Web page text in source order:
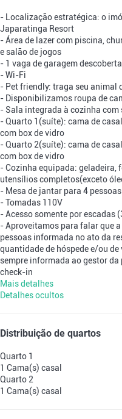
- Localização estratégica: o
Japaratinga Resort
- Área de lazer com piscina,
e salão de jogos
- 1 vaga de garagem descoberta
- Wi-Fi
- Pet friendly: traga seu animal
- Disponibilizamos roupa de
- Sala integrada à cozinha com
- Quarto 1(suíte): cama de
com box de vidro
- Quarto 2(suíte): cama de
com box de vidro
- Cozinha equipada: geladeira,
utensílios completos(exceto
- Mesa de jantar para 4 pessoas
- Tomadas 110V
- Acesso somente por escadas
- Aproveitamos para falar que
pessoas informada no ato da
quantidade de hóspede e/ou
sempre informada ao gestor
check-in
Mais detalhes
Detalhes ocultos
Distribuição de quartos
Quarto 1
1 Cama(s) casal
Quarto 2
1 Cama(s) casal